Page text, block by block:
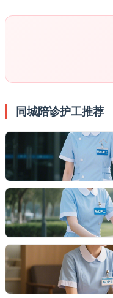
同城陪诊护工推荐